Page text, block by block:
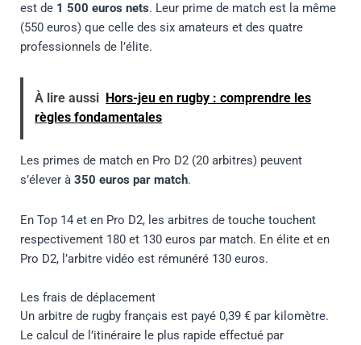
est de1 500 euros nets. Leur prime de match est la même
(550 euros) que celle des six amateurs et des quatre
professionnels de l’élite.
À lire aussi Hors-jeu en rugby : comprendre les
règles fondamentales
Les primes de match en Pro D2 (20 arbitres) peuvent
s’élever à 350 euros par match.
En Top 14 et en Pro D2, les arbitres de touche touchent
respectivement 180 et 130 euros par match. En élite et en
Pro D2, l’arbitre vidéo est rémunéré 130 euros.
Les frais de déplacement
Un arbitre de rugby français est payé 0,39 € par kilomètre.
Le calcul de l’itinéraire le plus rapide effectué par